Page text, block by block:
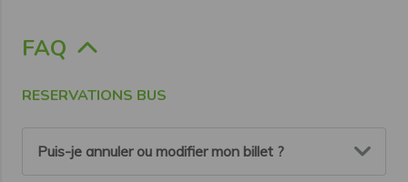
FAQ
RESERVATIONS BUS
Puis-je annuler ou modifier mon billet ?